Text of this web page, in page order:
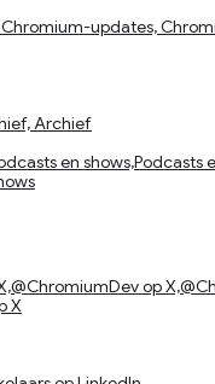
updates,
Archief
en shows,Podcasts
op
X